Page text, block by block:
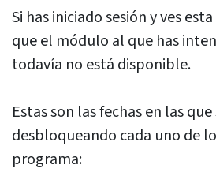
Si has iniciado sesión y ves
que el módulo al que has
todavía no está disponible.
Estas son las fechas en las que
desbloqueando cada uno de
programa: